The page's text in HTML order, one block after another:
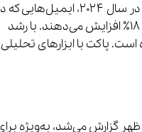
در سال ۲۰۲۴، ایمیل‌هایی که
زمان اوج فعالیت کاربران ارسال می‌شوند، نرخ باز شدن را تا ۲۵٪ و نرخ کلیک (CTR) را تا ۱۸٪ افزایش می‌دهند. با رشد
و هوش مصنوعی، عادات کاربران در ۱۴۰۴ تغییر کرده است. پاکت با ابزارهای
زمان ارسال ایمیل اغلب بین ۱۰ صبح تا ۱۲ ظهر یا ۲ تا ۴ بعدازظهر گزارش می‌شد، به‌ویژه